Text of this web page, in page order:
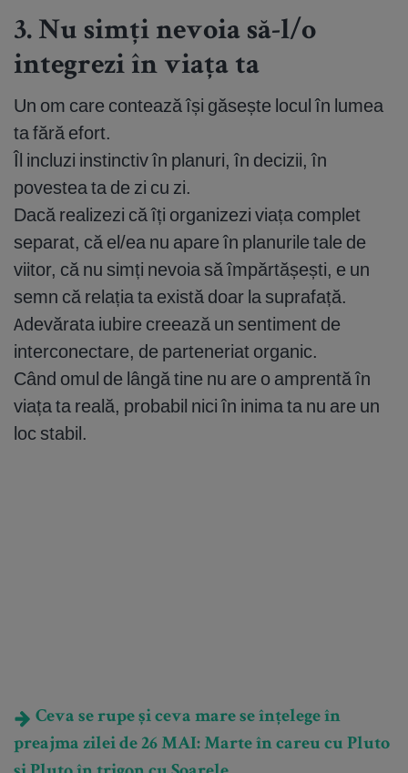
3. Nu simți nevoia să-l/o
integrezi în viața ta
Un om care contează își găsește locul în lumea
ta fără efort.
Îl incluzi instinctiv în planuri, în decizii, în
povestea ta de zi cu zi.
Dacă realizezi că îți organizezi viața complet
separat, că el/ea nu apare în planurile tale de
viitor, că nu simți nevoia să împărtășești, e un
semn că relația ta există doar la suprafață.
Adevărata iubire creează un sentiment de
interconectare, de parteneriat organic.
Când omul de lângă tine nu are o amprentă în
viața ta reală, probabil nici în inima ta nu are un
loc stabil.
Ceva se rupe și ceva mare se înțelege în
preajma zilei de 26 MAI: Marte în careu cu Pluto